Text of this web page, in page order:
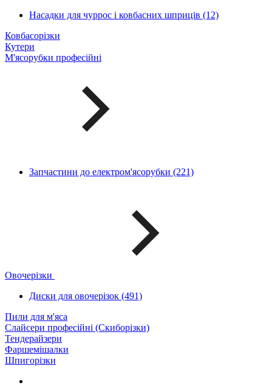
Насадки для чуррос і ковбасних шприців (12)
Ковбасорізки
Кутери
М'ясорубки професійні
Запчастини до електром'ясорубки (221)
Овочерізки
Диски для овочерізок (491)
Пили для м'яса
Слайсери професійні (Скиборізки)
Тендерайзери
Фаршемішалки
Шпигорізки